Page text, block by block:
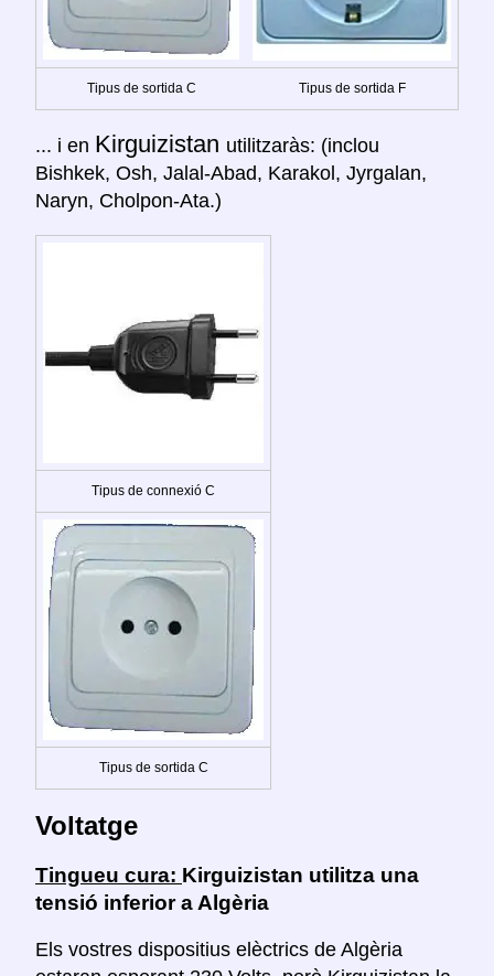
Tipus de sortida C Tipus de sortida F
... i en Kirguizistan utilitzaràs: (inclou
Bishkek, Osh, Jalal-Abad, Karakol, Jyrgalan,
Naryn, Cholpon-Ata.)
Tipus de connexió C
Tipus de sortida C
Voltatge
Tingueu cura: Kirguizistan utilitza una
tensió inferior a Algèria
Els vostres dispositius elèctrics de Algèria